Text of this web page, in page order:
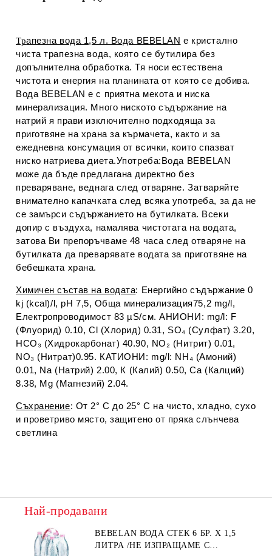
Трапезна вода 1,5 л. Вода BEBELAN е кристално
чиста трапезна вода, която се бутилира без
допълнителна обработка. Тя носи естествена
чистота и енергия на планината от която се добива.
Вода BEBELAN е с приятна мекота и ниска
минерализация. Много ниското съдържание на
натрий я прави изключително подходяща за
приготвяне на храна за кърмачета, както и за
ежедневна консумация от всички, които спазват
ниско натриева диета.Употреба:Вода BEBELAN
може да бъде предлагана директно без
преваряване, веднага след отваряне. Затваряйте
внимателно капачката след всяка употреба, за да не
се замърси съдържанието на бутилката. Всеки
допир с въздуха, намалява чистотата на водата,
затова Ви препоръчваме 48 часа след отваряне на
бутилката да преварявате водата за приготвяне на
бебешката храна.
Химичен състав на водата: Енергийно съдържание 0
kj (kcal)/l, pH 7,5, Oбща минерализация75,2 mg/l,
Електропроводимост 83 µS/см. АНИОНИ: mg/l: F
(Флуорид) 0.10, Cl (Хлорид) 0.31, SO₄ (Сулфат) 3.20,
HCO₃ (Хидрокарбонат) 40.90, NO₂ (Нитрит) 0.01,
NO₃ (Нитрат)0.95. КАТИОНИ: mg/l: NH₄ (Амоний)
0.01, Na (Натрий) 2.00, К (Калий) 0.50, Са (Калций)
8.38, Mg (Магнезий) 2.04.
Съхранение: От 2° С до 25° С на чисто, хладно, сухо
и проветриво място, защитено от пряка слънчева
светлина
Най-продавани
BEBELAN ВОДА СТЕК 6 БР. Х 1,5
ЛИТРА /НЕ ИЗПРАЩАМЕ С